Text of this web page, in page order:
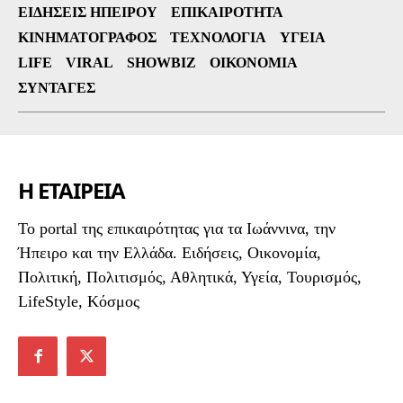
ΕΙΔΉΣΕΙΣ ΗΠΕΊΡΟΥ
ΕΠΙΚΑΙΡΌΤΗΤΑ
ΚΙΝΗΜΑΤΟΓΡΆΦΟΣ
ΤΕΧΝΟΛΟΓΊΑ
ΥΓΕΊΑ
LIFE
VIRAL SHOWBIZ
ΟΙΚΟΝΟΜΊΑ
ΣΥΝΤΑΓΈΣ
Η ΕΤΑΙΡΕΙΑ
To portal της επικαιρότητας για τα Ιωάννινα, την
Ήπειρο και την Ελλάδα. Ειδήσεις, Οικονομία,
Πολιτική, Πολιτισμός, Αθλητικά, Υγεία, Τουρισμός,
LifeStyle, Κόσμος